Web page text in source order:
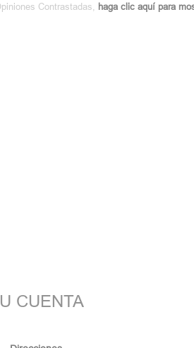
Contrastadas, haga clic aquí para
CUENTA